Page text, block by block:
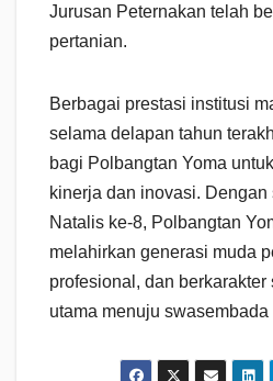
Jurusan Peternakan telah
pertanian.
Berbagai prestasi institusi
selama delapan tahun
bagi Polbangtan Yoma
kinerja dan inovasi.
Natalis ke-8, Polbangtan
melahirkan generasi muda
profesional, dan
utama menuju